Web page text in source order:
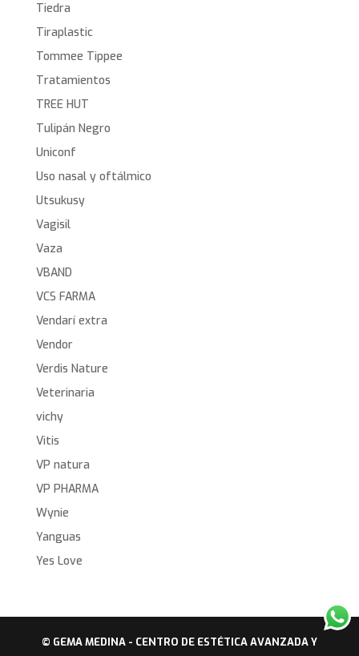
Tiedra
Tiraplastic
Tommee Tippee
Tratamientos
TREE HUT
Tulipán Negro
Uniconf
Uso nasal y oftálmico
Utsukusy
Vagisil
Vaza
VBAND
VCS FARMA
Vendarí extra
Vendor
Verdis Nature
Veterinaria
vichy
Vitis
VP natura
VP PHARMA
Wynie
Yanguas
Yes Love
© GEMA MEDINA - CENTRO DE ESTÉTICA AVANZADA Y